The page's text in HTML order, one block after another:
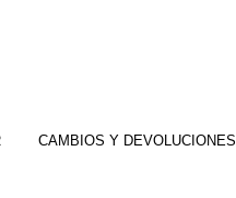
CAMBIOS Y DEVOLUCIONES